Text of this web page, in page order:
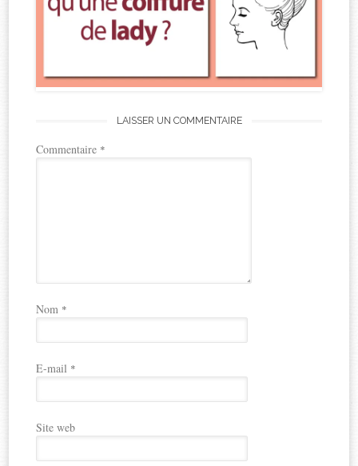
LAISSER UN COMMENTAIRE
Commentaire *
Nom *
E-mail *
Site web